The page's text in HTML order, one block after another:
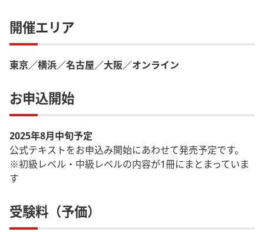
開催エリア
東京／横浜／名古屋／大阪／オンライン
お申込開始
2025年8月中旬予定
公式テキストをお申込み開始にあわせて発売予定です。
※初級レベル・中級レベルの内容が1冊にまとまっていま
す
受験料（予価）